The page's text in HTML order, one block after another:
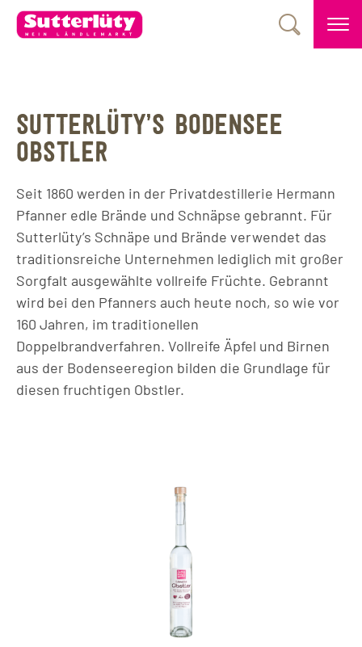
SUTTERLÜTY’S BODENSEE
OBSTLER
Seit 1860 werden in der Privatdestillerie Hermann
Pfanner edle Brände und Schnäpse gebrannt. Für
Sutterlüty’s Schnäpe und Brände verwendet das
traditionsreiche Unternehmen lediglich mit großer
Sorgfalt ausgewählte vollreife Früchte. Gebrannt
wird bei den Pfanners auch heute noch, so wie vor
160 Jahren, im traditionellen
Doppelbrandverfahren. Vollreife Äpfel und Birnen
aus der Bodenseeregion bilden die Grundlage für
diesen fruchtigen Obstler.